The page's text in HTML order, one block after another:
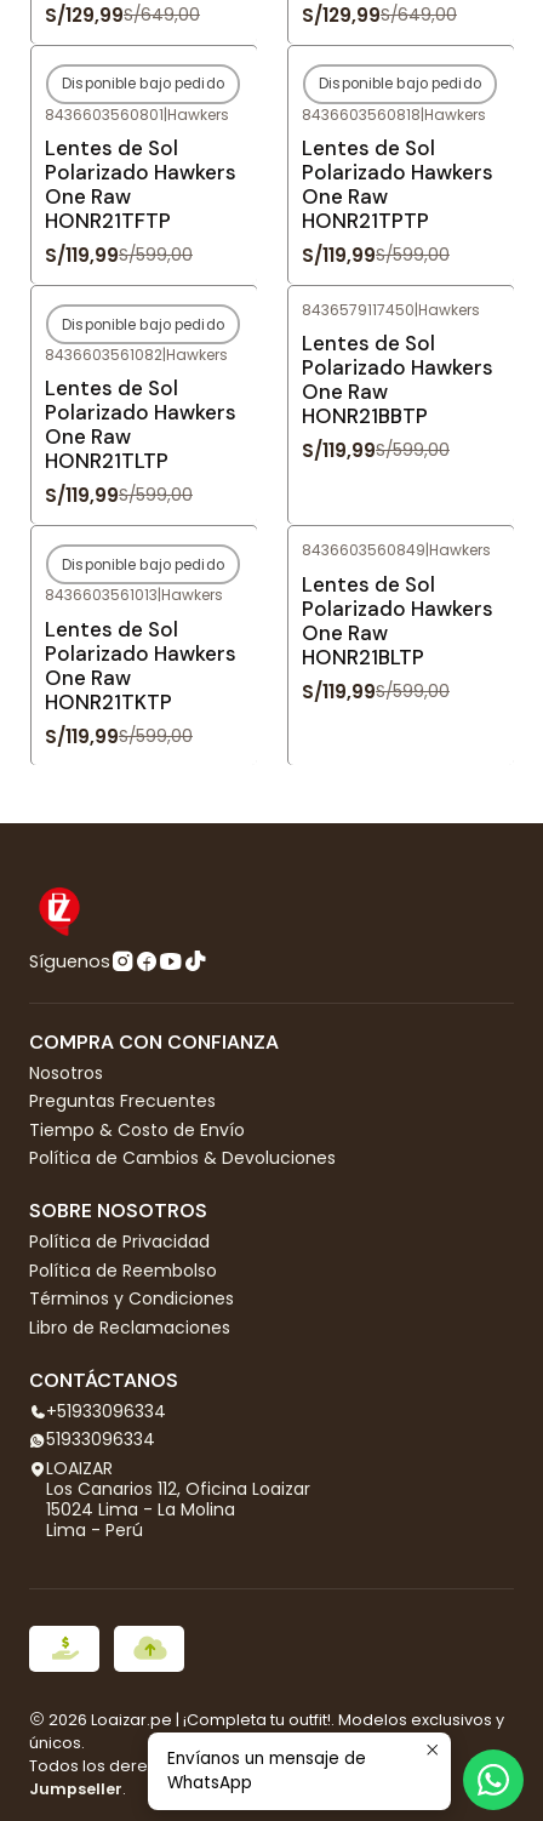
S/129,99S/649,00 S/129,99S/649,00
-80%OFF
Agotado
Disponible bajo pedido
8436603560801|Hawkers
Lentes de Sol
Polarizado Hawkers
One Raw
HONR21TFTP
S/119,99S/599,00
-80%OFF
Agotado
Disponible bajo pedido
8436603560818|Hawkers
Lentes de Sol
Polarizado Hawkers
One Raw
HONR21TPTP
S/119,99S/599,00
-80%OFF
Agotado
Disponible bajo pedido
8436603561082|Hawkers
Lentes de Sol
Polarizado Hawkers
One Raw
HONR21TLTP
S/119,99S/599,00
8436579117450|Hawkers
Lentes de Sol
Polarizado Hawkers
One Raw
HONR21BBTP
S/119,99S/599,00
-80%OFF
Agotado
Disponible bajo pedido
8436603561013|Hawkers
Lentes de Sol
Polarizado Hawkers
One Raw
HONR21TKTP
S/119,99S/599,00
8436603560849|Hawkers
Lentes de Sol
Polarizado Hawkers
One Raw
HONR21BLTP
S/119,99S/599,00
Síguenos
COMPRA CON CONFIANZA
Nosotros
Preguntas Frecuentes
Tiempo & Costo de Envío
Política de Cambios & Devoluciones
SOBRE NOSOTROS
Política de Privacidad
Política de Reembolso
Términos y Condiciones
Libro de Reclamaciones
CONTÁCTANOS
+51933096334
51933096334
LOAIZAR
Los Canarios 112, Oficina Loaizar
15024 Lima - La Molina
Lima - Perú
2026 Loaizar.pe | ¡Completa tu outfit!. Modelos exclusivos y
únicos.
Todos los derechos reservados.Desarrollado por
Jumpseller.
Envíanos un mensaje de
WhatsApp